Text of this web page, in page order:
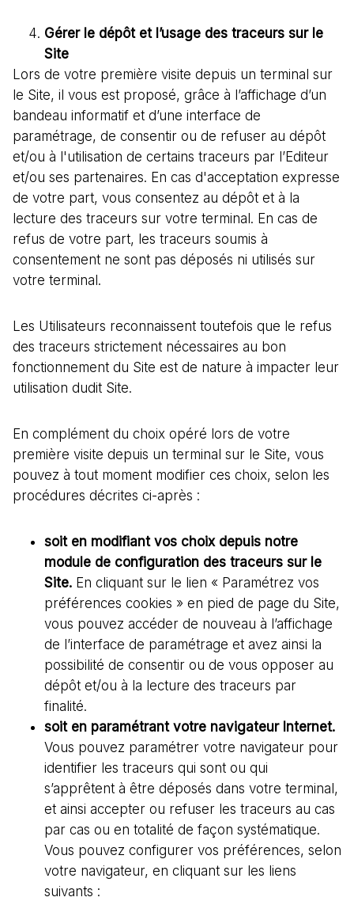
Gérer le dépôt et l’usage des traceurs sur le
Site
Lors de votre première visite depuis un terminal sur
le Site, il vous est proposé, grâce à l’affichage d’un
bandeau informatif et d’une interface de
paramétrage, de consentir ou de refuser au dépôt
et/ou à l'utilisation de certains traceurs par l’Editeur
et/ou ses partenaires. En cas d'acceptation expresse
de votre part, vous consentez au dépôt et à la
lecture des traceurs sur votre terminal. En cas de
refus de votre part, les traceurs soumis à
consentement ne sont pas déposés ni utilisés sur
votre terminal.
Les Utilisateurs reconnaissent toutefois que le refus
des traceurs strictement nécessaires au bon
fonctionnement du Site est de nature à impacter leur
utilisation dudit Site.
En complément du choix opéré lors de votre
première visite depuis un terminal sur le Site, vous
pouvez à tout moment modifier ces choix, selon les
procédures décrites ci-après :
soit en modifiant vos choix depuis notre
module de configuration des traceurs sur le
Site. En cliquant sur le lien « Paramétrez vos
préférences cookies » en pied de page du Site,
vous pouvez accéder de nouveau à l’affichage
de l’interface de paramétrage et avez ainsi la
possibilité de consentir ou de vous opposer au
dépôt et/ou à la lecture des traceurs par
finalité.
soit en paramétrant votre navigateur Internet.
Vous pouvez paramétrer votre navigateur pour
identifier les traceurs qui sont ou qui
s’apprêtent à être déposés dans votre terminal,
et ainsi accepter ou refuser les traceurs au cas
par cas ou en totalité de façon systématique.
Vous pouvez configurer vos préférences, selon
votre navigateur, en cliquant sur les liens
suivants :